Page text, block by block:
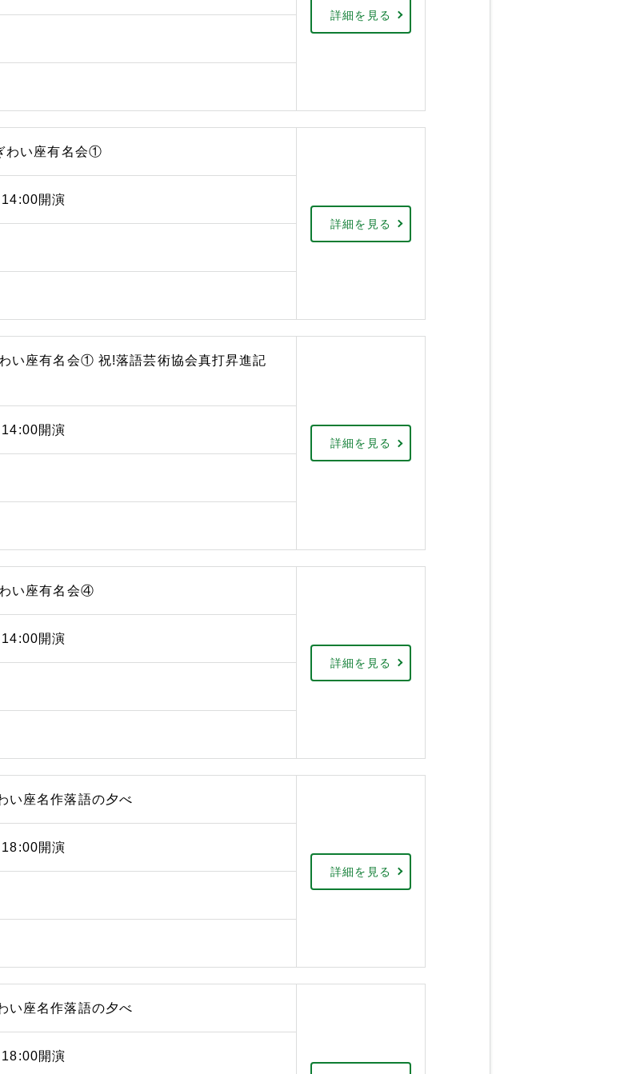
詳細を見る
わい座有名会①
開演
詳細を見る
い座有名会① 祝!落語芸術協会真打昇進記
開演
詳細を見る
い座有名会④
開演
詳細を見る
い座名作落語の夕べ
開演
詳細を見る
座名作落語の夕べ
開演